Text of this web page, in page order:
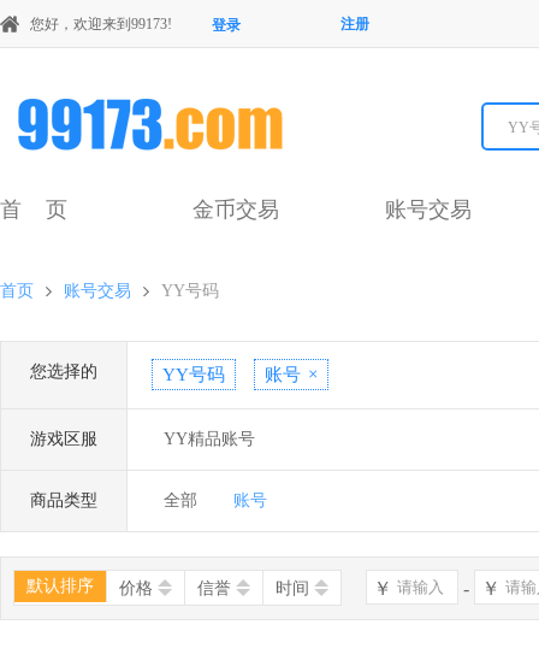
您好，欢迎来到99173! 登录 注册
YY
首 页 金币交易 账号交易
首页 账号交易 YY号码
您选择的 YY号码 账号 ×
游戏区服 YY精品账号
商品类型 全部 账号
默认排序 价格 信誉 时间 ￥ - ￥